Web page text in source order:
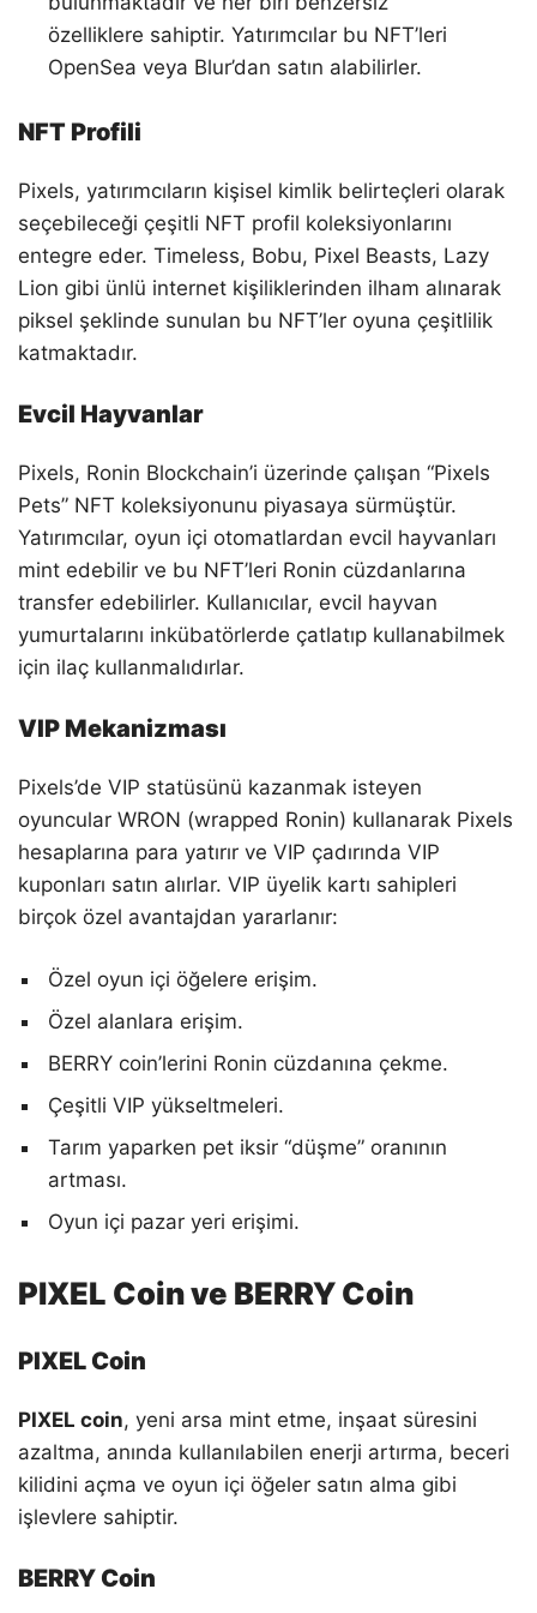
özelliklere sahiptir. Yatırımcılar bu NFT’leri
OpenSea veya Blur’dan satın alabilirler.
NFT Profili
Pixels, yatırımcıların kişisel kimlik belirteçleri olarak
seçebileceği çeşitli NFT profil koleksiyonlarını
entegre eder. Timeless, Bobu, Pixel Beasts, Lazy
Lion gibi ünlü internet kişiliklerinden ilham alınarak
piksel şeklinde sunulan bu NFT’ler oyuna çeşitlilik
katmaktadır.
Evcil Hayvanlar
Pixels, Ronin Blockchain’i üzerinde çalışan “Pixels
Pets” NFT koleksiyonunu piyasaya sürmüştür.
Yatırımcılar, oyun içi otomatlardan evcil hayvanları
mint edebilir ve bu NFT’leri Ronin cüzdanlarına
transfer edebilirler. Kullanıcılar, evcil hayvan
yumurtalarını inkübatörlerde çatlatıp kullanabilmek
için ilaç kullanmalıdırlar.
VIP Mekanizması
Pixels’de VIP statüsünü kazanmak isteyen
oyuncular WRON (wrapped Ronin) kullanarak Pixels
hesaplarına para yatırır ve VIP çadırında VIP
kuponları satın alırlar. VIP üyelik kartı sahipleri
birçok özel avantajdan yararlanır:
Özel oyun içi öğelere erişim.
Özel alanlara erişim.
BERRY coin’lerini Ronin cüzdanına çekme.
Çeşitli VIP yükseltmeleri.
Tarım yaparken pet iksir “düşme” oranının
artması.
Oyun içi pazar yeri erişimi.
PIXEL Coin ve BERRY Coin
PIXEL Coin
PIXEL coin, yeni arsa mint etme, inşaat süresini
azaltma, anında kullanılabilen enerji artırma, beceri
kilidini açma ve oyun içi öğeler satın alma gibi
işlevlere sahiptir.
BERRY Coin